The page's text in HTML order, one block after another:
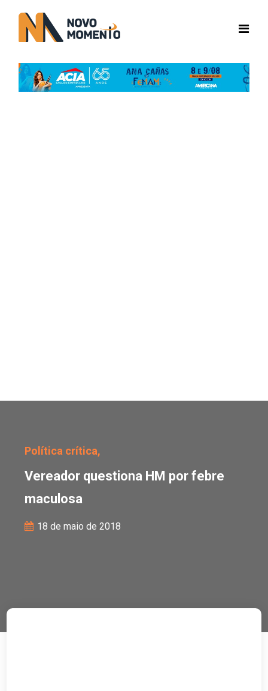
Política crítica,
Vereador questiona HM por febre
maculosa
18 de maio de 2018